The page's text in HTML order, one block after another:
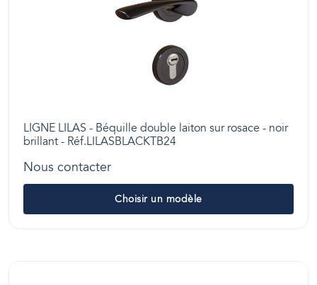
LIGNE LILAS - Béquille double laiton sur rosace - noir
brillant - Réf.LILASBLACKTB24
Nous contacter
Choisir un modèle